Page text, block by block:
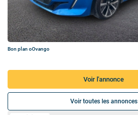
Bon plan oOvango
Voir l'annonce
Voir toutes les annonces